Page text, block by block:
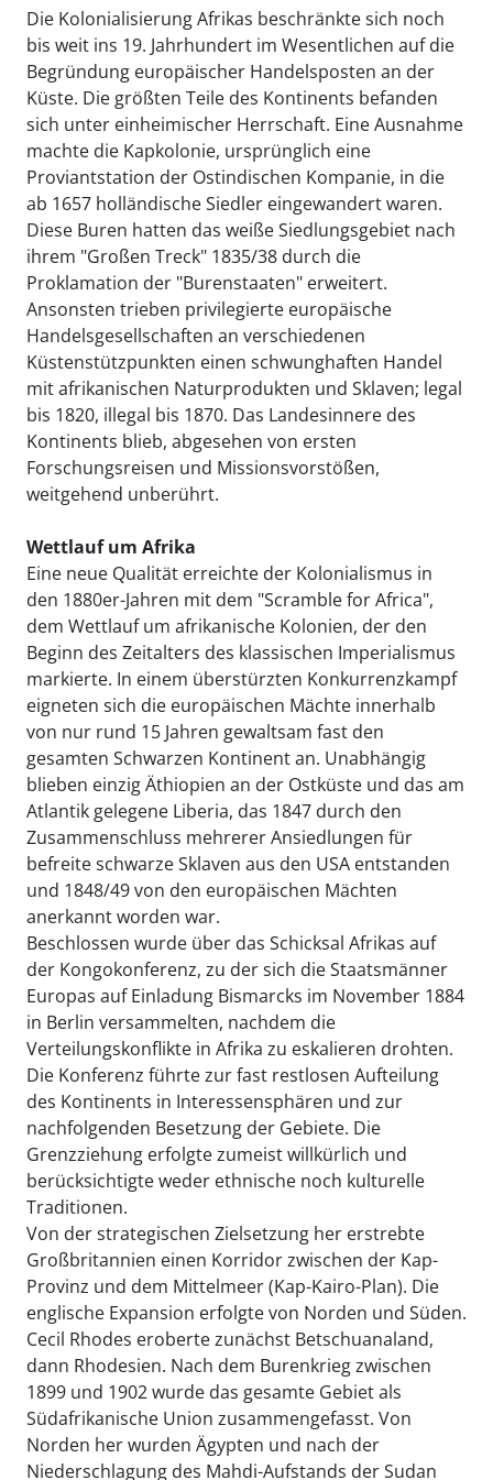
Die Kolonialisierung Afrikas beschränkte sich noch
bis weit ins 19. Jahrhundert im Wesentlichen auf die
Begründung europäischer Handelsposten an der
Küste. Die größten Teile des Kontinents befanden
sich unter einheimischer Herrschaft. Eine Ausnahme
machte die Kapkolonie, ursprünglich eine
Proviantstation der Ostindischen Kompanie, in die
ab 1657 holländische Siedler eingewandert waren.
Diese Buren hatten das weiße Siedlungsgebiet nach
ihrem "Großen Treck" 1835/38 durch die
Proklamation der "Burenstaaten" erweitert.
Ansonsten trieben privilegierte europäische
Handelsgesellschaften an verschiedenen
Küstenstützpunkten einen schwunghaften Handel
mit afrikanischen Naturprodukten und Sklaven; legal
bis 1820, illegal bis 1870. Das Landesinnere des
Kontinents blieb, abgesehen von ersten
Forschungsreisen und Missionsvorstößen,
weitgehend unberührt.
Wettlauf um Afrika
Eine neue Qualität erreichte der Kolonialismus in
den 1880er-Jahren mit dem "Scramble for Africa",
dem Wettlauf um afrikanische Kolonien, der den
Beginn des Zeitalters des klassischen Imperialismus
markierte. In einem überstürzten Konkurrenzkampf
eigneten sich die europäischen Mächte innerhalb
von nur rund 15 Jahren gewaltsam fast den
gesamten Schwarzen Kontinent an. Unabhängig
blieben einzig Äthiopien an der Ostküste und das am
Atlantik gelegene Liberia, das 1847 durch den
Zusammenschluss mehrerer Ansiedlungen für
befreite schwarze Sklaven aus den USA entstanden
und 1848/49 von den europäischen Mächten
anerkannt worden war.
Beschlossen wurde über das Schicksal Afrikas auf
der Kongokonferenz, zu der sich die Staatsmänner
Europas auf Einladung Bismarcks im November 1884
in Berlin versammelten, nachdem die
Verteilungskonflikte in Afrika zu eskalieren drohten.
Die Konferenz führte zur fast restlosen Aufteilung
des Kontinents in Interessensphären und zur
nachfolgenden Besetzung der Gebiete. Die
Grenzziehung erfolgte zumeist willkürlich und
berücksichtigte weder ethnische noch kulturelle
Traditionen.
Von der strategischen Zielsetzung her erstrebte
Großbritannien einen Korridor zwischen der Kap-
Provinz und dem Mittelmeer (Kap-Kairo-Plan). Die
englische Expansion erfolgte von Norden und Süden.
Cecil Rhodes eroberte zunächst Betschuanaland,
dann Rhodesien. Nach dem Burenkrieg zwischen
1899 und 1902 wurde das gesamte Gebiet als
Südafrikanische Union zusammengefasst. Von
Norden her wurden Ägypten und nach der
Niederschlagung des Mahdi-Aufstands der Sudan